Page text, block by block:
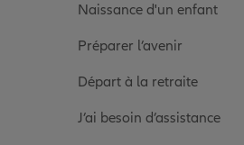
Naissance d'un enfant
Préparer l’avenir
Départ à la retraite
J’ai besoin d’assistance